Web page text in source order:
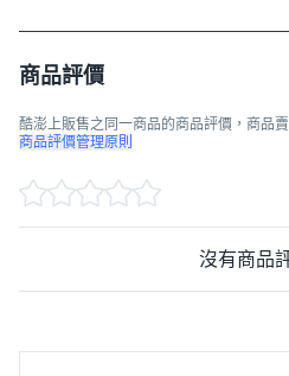
商品評價
酷澎上販售之同一商品的商品評價，商品
商品評價管理原則
沒有商品